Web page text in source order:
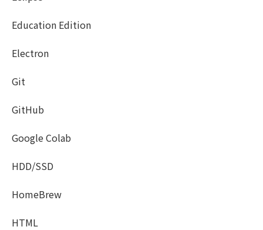
Education Edition
Electron
Git
GitHub
Google Colab
HDD/SSD
HomeBrew
HTML